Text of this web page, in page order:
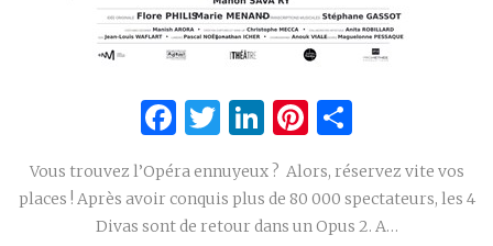
Facebook
Twitter
LinkedIn
Pinterest
Vous trouvez l’Opéra ennuyeux ? Alors, réservez vite vos
places ! Après avoir conquis plus de 80 000 spectateurs, les 4
Divas sont de retour dans un Opus 2. A…